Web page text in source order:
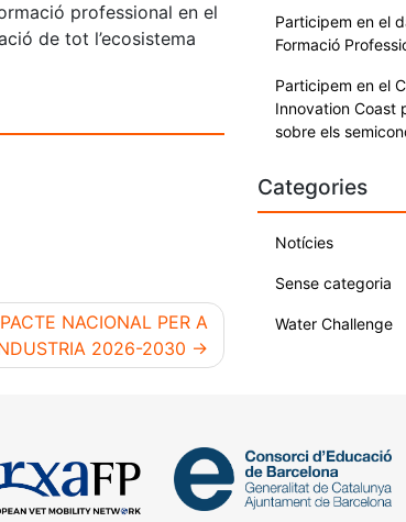
professional en el
de tot l’ecosistema
NACIONAL PER A
2026-2030
Participem en el
Formació
Participem en el
Innovation Coast
sobre els
Categories
Notícies
Sense categoria
Water Challenge